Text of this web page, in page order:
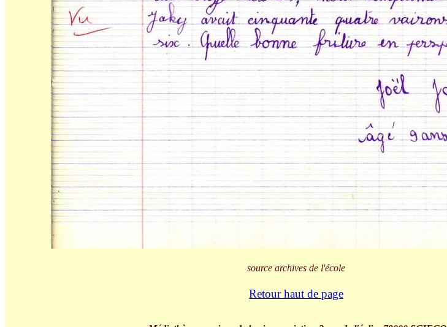
source archives de l'école
Retour haut de page